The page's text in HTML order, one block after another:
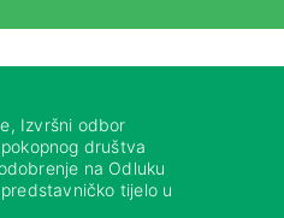
Izvršni odbor
društva
na Odluku
tijelo u